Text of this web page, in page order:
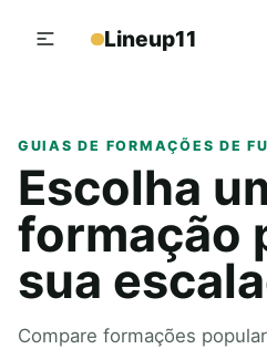
Lineup11
GUIAS DE FORMAÇÕES DE
Escolha
formação
sua
Compare formações